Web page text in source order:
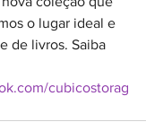
o lugar ideal e
de livros. Saiba
cubicostorag